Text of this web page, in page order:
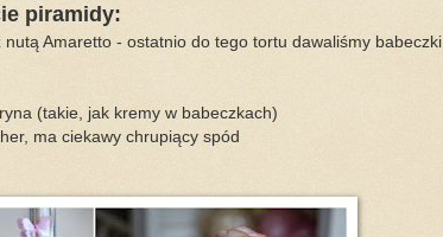
piramidy:
Amaretto - ostatnio do tego tortu dawaliśmy babeczki
(takie, jak kremy w babeczkach)
ma ciekawy chrupiący spód